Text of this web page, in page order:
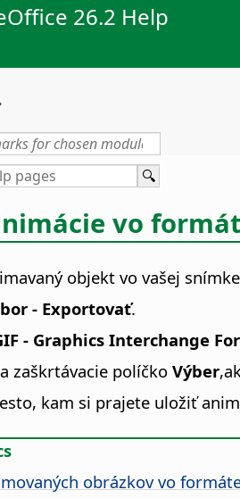
26.2 Help
vo
objekt vo vašej
- Exportovať.
- Graphics Interchange
zaškrtávacie políčko Výber
kam si prajete uložiť
obrázkov vo